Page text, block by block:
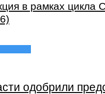
в рамках цикла
одобрили